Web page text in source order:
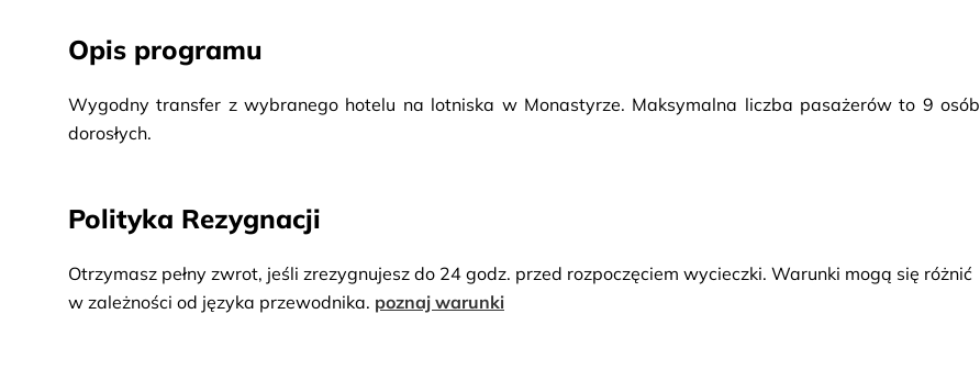
Opis programu
Wygodny transfer z wybranego hotelu na lotniska w Monastyrze. Maksymalna liczba pasażerów to 9 osób
dorosłych.
Polityka Rezygnacji
Otrzymasz pełny zwrot, jeśli zrezygnujesz do 24 godz. przed rozpoczęciem wycieczki. Warunki mogą się różnić
w zależności od języka przewodnika. poznaj warunki